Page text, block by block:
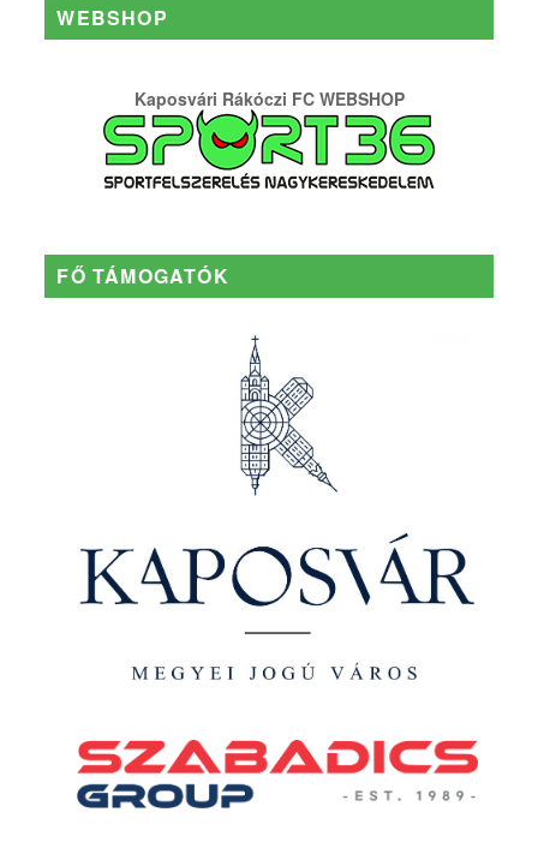
WEBSHOP
Kaposvári Rákóczi FC WEBSHOP
FŐ TÁMOGATÓK